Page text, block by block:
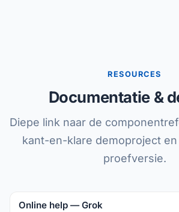
RESOURCES
Documentatie &
Diepe link naar de
kant-en-klare demoproject
proefversie.
Online help — Grok